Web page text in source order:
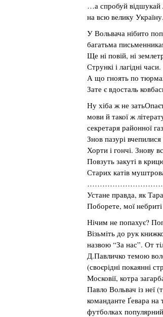
…а спробуй
на всю велику Україну.
У Вольвача нібито
багатьма
Ще ні повій, ні
Стрункі і лагідні часи.
А що гноять по
Зате є вдосталь
Ну хіба ж не
мови й такої ж
секретаря районної
Знов пазурі
Хорти і гончі. Знову
Повзуть закуті в
Старих катів
Устане правда, як
Поборете, мої
Нічим не попахує?
Візьміть до рук
назвою “За нас”. От
Д.Павличко темою
(своєрідні покаянні
Московії, котра
Павло Вольвач із
команданте Ґевара на
футболках